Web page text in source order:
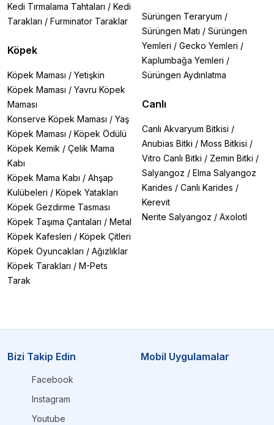
Kedi Tırmalama Tahtaları / Kedi
Tarakları / Furminator Taraklar
Köpek
Köpek Maması / Yetişkin
Köpek Maması / Yavru Köpek
Maması
Konserve Köpek Maması / Yaş
Köpek Maması / Köpek Ödülü
Köpek Kemik / Çelik Mama
Kabı
Köpek Mama Kabı / Ahşap
Kulübeleri / Köpek Yatakları
Köpek Gezdirme Tasması
Köpek Taşıma Çantaları / Metal
Köpek Kafesleri / Köpek Çitleri
Köpek Oyuncakları / Ağızlıklar
Köpek Tarakları / M-Pets
Tarak
Sürüngen Teraryum /
Sürüngen Matı / Sürüngen
Yemleri / Gecko Yemleri /
Kaplumbağa Yemleri /
Sürüngen Aydınlatma
Canlı
Canlı Akvaryum Bitkisi /
Anubias Bitki / Moss Bitkisi /
Vitro Canlı Bitki / Zemin Bitki /
Salyangoz / Elma Salyangoz
Karides / Canlı Karides /
Kerevit
Nerite Salyangoz / Axolotl
Bizi Takip Edin
Facebook
Instagram
Youtube
Mobil Uygulamalar